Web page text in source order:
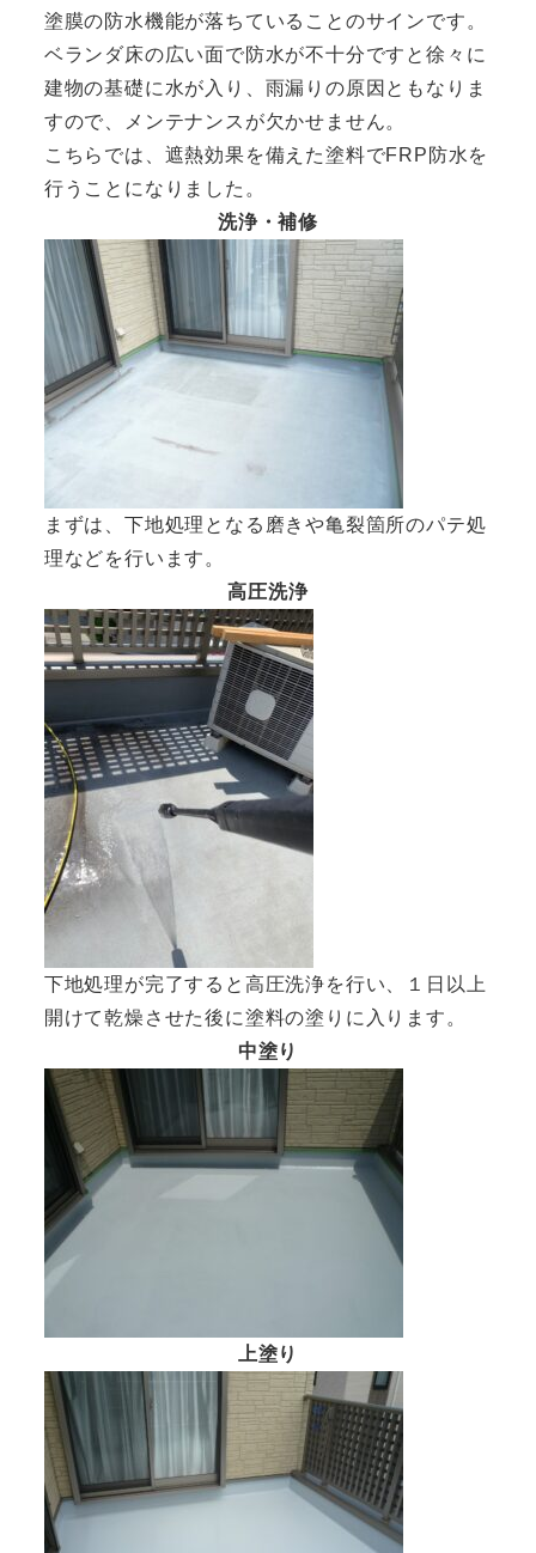
塗膜の防水機能が落ちていることのサインです。
ベランダ床の広い面で防水が不十分ですと徐々に
建物の基礎に水が入り、雨漏りの原因ともなりま
すので、メンテナンスが欠かせません。
こちらでは、遮熱効果を備えた塗料でFRP防水を
行うことになりました。
洗浄・補修
まずは、下地処理となる磨きや亀裂箇所のパテ処
理などを行います。
高圧洗浄
下地処理が完了すると高圧洗浄を行い、１日以上
開けて乾燥させた後に塗料の塗りに入ります。
中塗り
上塗り